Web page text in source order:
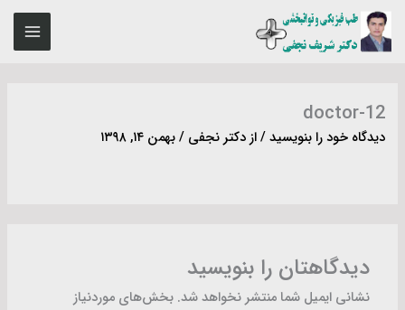
پرش
doctor-12
دیدگاه‌ خود را بنویسید/ ازدکتر نجفی/بهمن ۱۴, ۱۳۹۸
دیدگاهتان را بنویسید
نشانی ایمیل شما منتشر نخواهد شد. بخش‌های موردنیاز